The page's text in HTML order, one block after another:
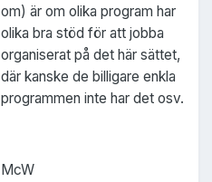
om) är om olika program har
olika bra stöd för att jobba
organiserat på det här sättet,
där kanske de billigare enkla
programmen inte har det osv.
McW